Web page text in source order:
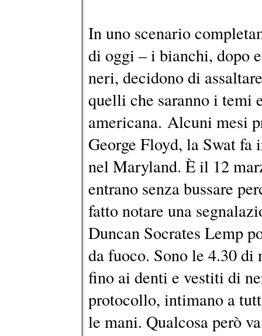
In uno scenario
di oggi – i bianchi, dopo
neri, decidono di
quelli che saranno i temi
americana. Alcuni mesi
George Floyd, la Swat fa
nel Maryland. È il 12
entrano senza bussare
fatto notare una
Duncan Socrates Lemp
da fuoco. Sono le 4.30
fino ai denti e vestiti di
protocollo, intimano a
le mani. Qualcosa però